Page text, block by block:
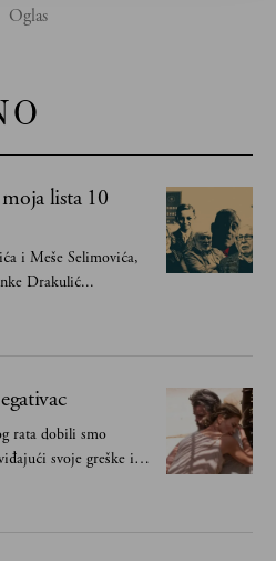
lista 10
i Meše Selimovića,
Drakulić...
rata dobili smo
svoje greške i
postoje stvari koje su